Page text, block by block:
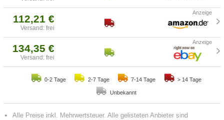
112,21 €
Versand: frei
134,35 €
Versand: frei
0-2 Tage 2-7 Tage 7-14 Tage > 14 Tage
Unbekannt